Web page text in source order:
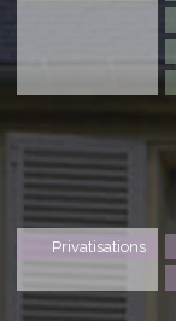
Privatisations